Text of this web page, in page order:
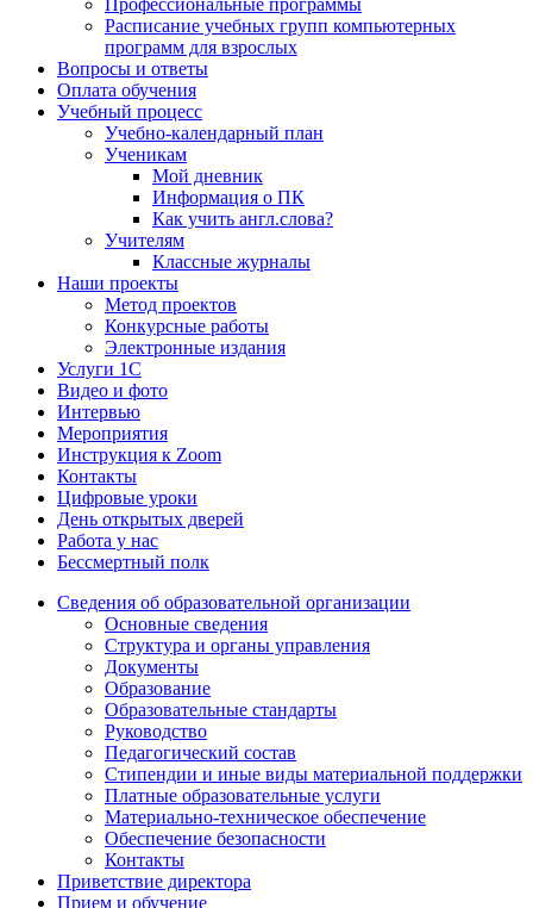
Расписание учебных групп компьютерных
программ для взрослых
Вопросы и ответы
Оплата обучения
Учебный процесс
Учебно-календарный план
Ученикам
Мой дневник
Информация о ПК
Как учить англ.слова?
Учителям
Классные журналы
Наши проекты
Метод проектов
Конкурсные работы
Электронные издания
Услуги 1C
Видео и фото
Интервью
Мероприятия
Инструкция к Zoom
Контакты
Цифровые уроки
День открытых дверей
Работа у нас
Бессмертный полк
Сведения об образовательной организации
Основные сведения
Структура и органы управления
Документы
Образование
Образовательные стандарты
Руководство
Педагогический состав
Стипендии и иные виды материальной поддержки
Платные образовательные услуги
Материально-техническое обеспечение
Обеспечение безопасности
Контакты
Приветствие директора
Прием и обучение